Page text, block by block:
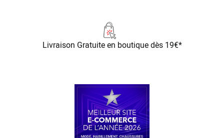
Livraison Gratuiteen boutique dès 19€*